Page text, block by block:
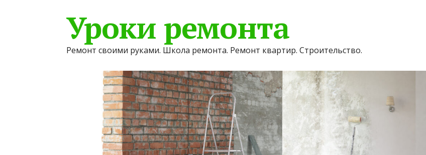
Уроки ремонта
Ремонт своими руками. Школа ремонта. Ремонт квартир. Строительство.